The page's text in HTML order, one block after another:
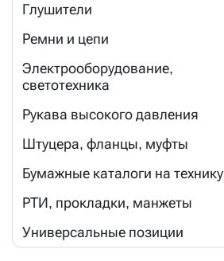
Глушители
Ремни и цепи
Электрооборудование,
светотехника
Рукава высокого давления
Штуцера, фланцы, муфты
Бумажные каталоги на технику
РТИ, прокладки, манжеты
Универсальные позиции